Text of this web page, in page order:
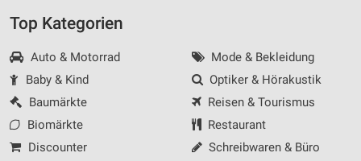
Top Kategorien
Auto & Motorrad
Baby & Kind
Baumärkte
Biomärkte
Discounter
Mode & Bekleidung
Optiker & Hörakustik
Reisen & Tourismus
Restaurant
Schreibwaren & Büro